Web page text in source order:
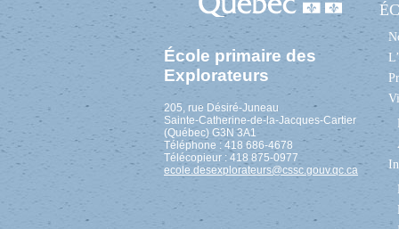
École primaire des
Explorateurs
205, rue Désiré-Juneau
Sainte-Catherine-de-la-Jacques-Cartier
(Québec) G3N 3A1
Téléphone : 418 686-4678
Télécopieur : 418 875-0977
ecole.desexplorateurs@cssc.gouv.qc.ca